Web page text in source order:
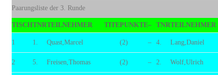
Paarungsliste der 3. Runde
TISCHTNRTEILNEHMER TITEPUNKTE– TNRTEILNEHMER
1 1. Quast,Marcel (2) – 4. Lang,Daniel
2 5. Freisen,Thomas (2) – 2. Wolf,Ulrich